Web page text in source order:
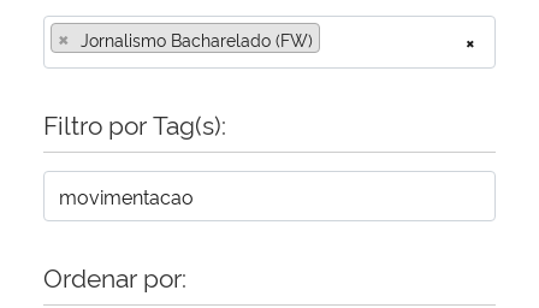
Ministério da Mulher, da Família e dos Direitos Humanos
Secretaria de Governo
Advocacia-Geral da União
×
× Jornalismo Bacharelado (FW)
Filtro por Tag(s):
Ordenar por: